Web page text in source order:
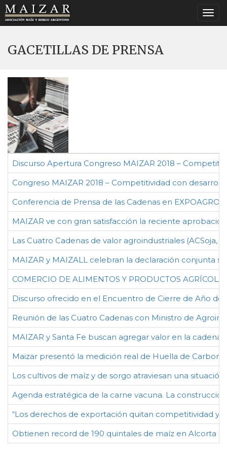
GACETILLAS DE PRENSA
Discurso Apertura Congreso MAIZAR 2018 –
Congreso MAIZAR 2018 – Competitividad con desarrollo
Conferencia de Prensa de las Cadenas en EXPOAGRO
MAIZAR ve con gran satisfacción la reciente
Las Cuatro Cadenas de valor agroindustriales
MAIZAR y MAIZALL celebran la declaración conjunta
COMERCIO DE ALIMENTOS Y PRODUCTOS
Discurso ofrecido en el Encuentro de Cierre de Año de
Reunión de las Cuatro Cadenas con Ministro de
MAIZAR y Santa Fe buscan agregar valor en la
Maizar presentó la medición real de Huella de
Los cultivos de maíz y de sorgo atraviesan una
Agenda estratégica de la carne vacuna. La
“Los derechos de exportación quitan competitividad y
Obtienen record de 190 quintales de maíz en Alcorta